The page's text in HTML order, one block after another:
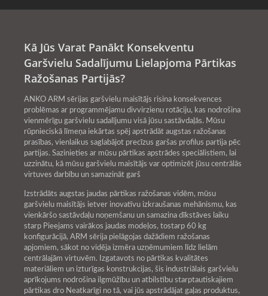
Kā Jūs Varat Panākt Konsekventu
Garšvielu Sadalījumu Lielapjoma Pārtikas
Ražošanas Partijās?
ANKO ARM sērijas garšvielu maisītājs risina konsekvences
problēmas ar programmējamu divvirzienu rotāciju, kas nodrošina
vienmērīgu garšvielu sadalījumu visā jūsu sastāvdaļās. Mūsu
rūpnieciskā līmeņa iekārtas spēj apstrādāt augstas ražošanas
prasības, vienlaikus saglabājot precīzus garšas profilus partija pēc
partijas. Sazinieties ar mūsu pārtikas apstrādes speciālistiem, lai
uzzinātu, kā mūsu garšvielu maisītājs var optimizēt jūsu centrālās
virtuves darbību un samazināt garš
Izstrādāts augstas jaudas pārtikas ražošanas vidēm, mūsu
garšvielu maisītājs ietver inovatīvu izkraušanas mehānismu, kas
vienkāršo sastāvdaļu noņemšanu un samazina dīkstāves laiku
starp Pieejams vairākos jaudas modeļos, tostarp 60 kg
konfigurācijā, ARM sērija pielāgojas dažādiem ražošanas
apjomiem, sākot no vidēja izmēra uzņēmumiem līdz lielām
centrālajām virtuvēm. Izgatavots no pārtikas kvalitātes
materiāliem un izturīgas konstrukcijas, šis industriālais garšvielu
aprīkojums nodrošina ilgmūžību un atbilstību starptautiskajiem
pārtikas dro Neatkarīgi no tā, vai jūs apstrādājat gaļas produktus,